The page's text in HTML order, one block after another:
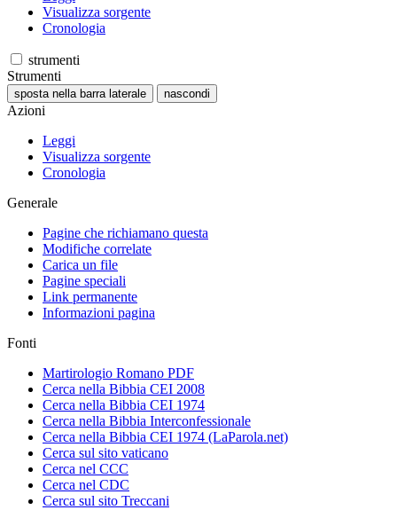
Visualizza sorgente
Cronologia
strumenti
Strumenti
sposta nella barra laterale nascondi
Azioni
Leggi
Visualizza sorgente
Cronologia
Generale
Pagine che richiamano questa
Modifiche correlate
Carica un file
Pagine speciali
Link permanente
Informazioni pagina
Fonti
Martirologio Romano PDF
Cerca nella Bibbia CEI 2008
Cerca nella Bibbia CEI 1974
Cerca nella Bibbia Interconfessionale
Cerca nella Bibbia CEI 1974 (LaParola.net)
Cerca sul sito vaticano
Cerca nel CCC
Cerca nel CDC
Cerca sul sito Treccani